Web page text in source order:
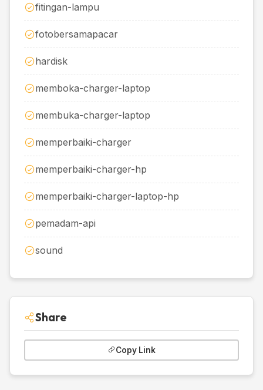
fitingan-lampu
fotobersamapacar
hardisk
memboka-charger-laptop
membuka-charger-laptop
memperbaiki-charger
memperbaiki-charger-hp
memperbaiki-charger-laptop-hp
pemadam-api
sound
Share
Copy Link